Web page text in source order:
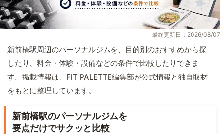
最終更新日：2026/08/07
新前橋駅周辺のパーソナルジムを、目的別のおすすめから探
したり、料金・体験・設備などの条件で比較したりできま
す。掲載情報は、FIT PALETTE編集部が公式情報と独自取材
をもとに整理しています。
新前橋駅のパーソナルジムを
要点だけでサクッと比較